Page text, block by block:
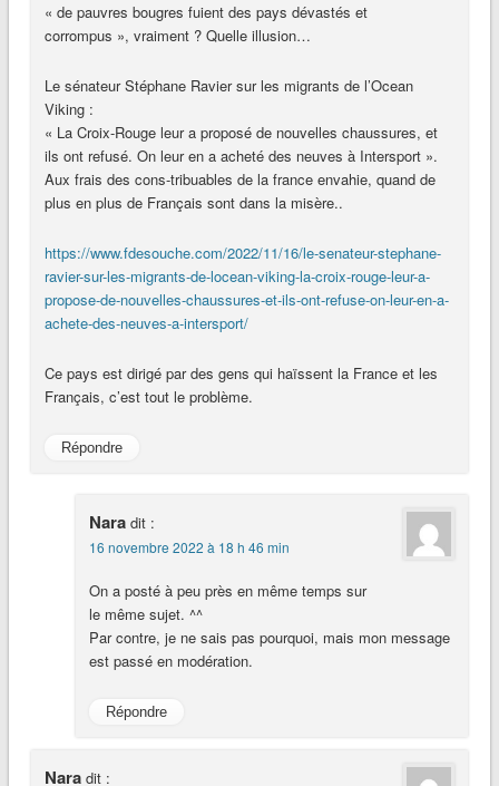
« de pauvres bougres fuient des pays dévastés et
corrompus », vraiment ? Quelle illusion…
Le sénateur Stéphane Ravier sur les migrants de l’Ocean
Viking :
« La Croix-Rouge leur a proposé de nouvelles chaussures, et
ils ont refusé. On leur en a acheté des neuves à Intersport ».
Aux frais des cons-tribuables de la france envahie, quand de
plus en plus de Français sont dans la misère..
https://www.fdesouche.com/2022/11/16/le-senateur-stephane-
ravier-sur-les-migrants-de-locean-viking-la-croix-rouge-leur-a-
propose-de-nouvelles-chaussures-et-ils-ont-refuse-on-leur-en-a-
achete-des-neuves-a-intersport/
Ce pays est dirigé par des gens qui haïssent la France et les
Français, c’est tout le problème.
Répondre
Nara dit :
16 novembre 2022 à 18 h 46 min
On a posté à peu près en même temps sur
le même sujet. ^^
Par contre, je ne sais pas pourquoi, mais mon message
est passé en modération.
Répondre
Nara dit :